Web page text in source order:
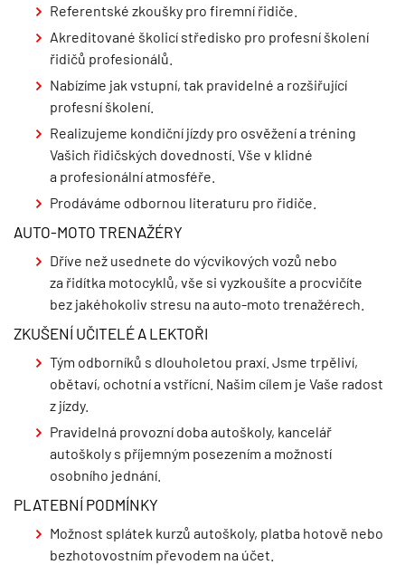
Referentské zkoušky pro firemní řidiče.
Akreditované školicí středisko pro profesní školení
řidičů profesionálů.
Nabízíme jak vstupní, tak pravidelné a rozšiřující
profesní školení.
Realizujeme kondiční jízdy pro osvěžení a tréning
Vašich řidičských dovedností. Vše v klidné
a profesionální atmosféře.
Prodáváme odbornou literaturu pro řidiče.
AUTO-MOTO TRENAŽÉRY
Dříve než usednete do výcvikových vozů nebo
za řidítka motocyklů, vše si vyzkoušíte a procvičíte
bez jakéhokoliv stresu na auto-moto trenažérech.
ZKUŠENÍ UČITELÉ A LEKTOŘI
Tým odborníků s dlouholetou praxí. Jsme trpěliví,
obětaví, ochotní a vstřícní. Našim cílem je Vaše radost
z jízdy.
Pravidelná provozní doba autoškoly, kancelář
autoškoly s příjemným posezením a možností
osobního jednání.
PLATEBNÍ PODMÍNKY
Možnost splátek kurzů autoškoly, platba hotově nebo
bezhotovostním převodem na účet.